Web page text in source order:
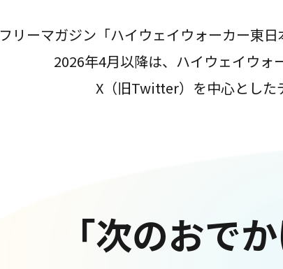
フリーマガジン「ハイウェイウォーカー東
2026年4月以降は、ハイウェイウォ
X（旧Twitter）を中心とした
「次のおで